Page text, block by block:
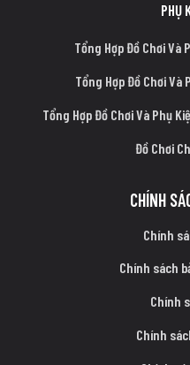
PHỤ
Tổng Hợp Đồ Chơi Và
Tổng Hợp Đồ Chơi Và
Tổng Hợp Đồ Chơi Và Phụ
Đồ Chơi
CHÍNH
Chính
Chính sách
Chính
Chính